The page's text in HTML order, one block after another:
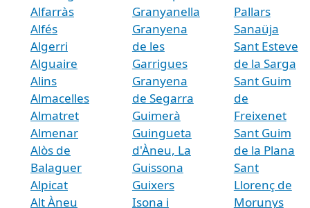
Alfarràs
Alfés
Algerri
Alguaire
Alins
Almacelles
Almatret
Almenar
Alòs de
Balaguer
Alpicat
Alt Àneu
Granyanella
Granyena
de les
Garrigues
Granyena
de Segarra
Guimerà
Guingueta
d'Àneu, La
Guissona
Guixers
Isona i
Pallars
Sanaüja
Sant Esteve
de la Sarga
Sant Guim
de
Freixenet
Sant Guim
de la Plana
Sant
Llorenç de
Morunys